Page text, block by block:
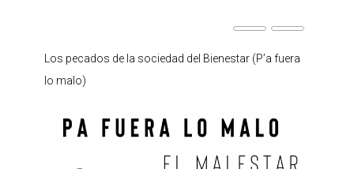
Los pecados de la sociedad del Bienestar (P’a fuera
lo malo)